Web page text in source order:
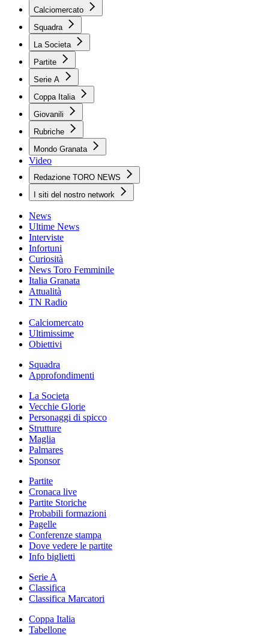
Calciomercato
Squadra
La Societa
Partite
Serie A
Coppa Italia
Giovanili
Rubriche
Mondo Granata
Video
Redazione TORO NEWS
I siti del nostro network
News
Ultime News
Interviste
Infortuni
Curiosità
News Toro Femminile
Italia Granata
Attualità
TN Radio
Calciomercato
Ultimissime
Obiettivi
Squadra
Approfondimenti
La Societa
Vecchie Glorie
Personaggi di spicco
Strutture
Maglia
Palmares
Sponsor
Partite
Cronaca live
Partite Storiche
Probabili formazioni
Pagelle
Conferenze stampa
Dove vedere le partite
Info biglietti
Serie A
Classifica
Classifica Marcatori
Coppa Italia
Tabellone